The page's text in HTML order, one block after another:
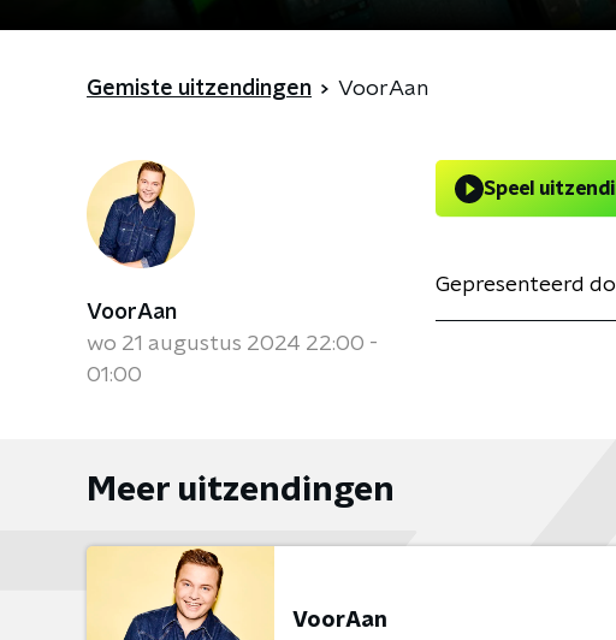
Gemiste uitzendingen VoorAan
VoorAan
wo 21 augustus 2024 22:00 -
01:00
Speel
Gepresenteerd
Meer uitzendingen
VoorAan